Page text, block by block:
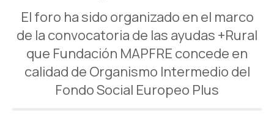
El foro ha sido organizado en el marco
de la convocatoria de las ayudas +Rural
que Fundación MAPFRE concede en
calidad de Organismo Intermedio del
Fondo Social Europeo Plus